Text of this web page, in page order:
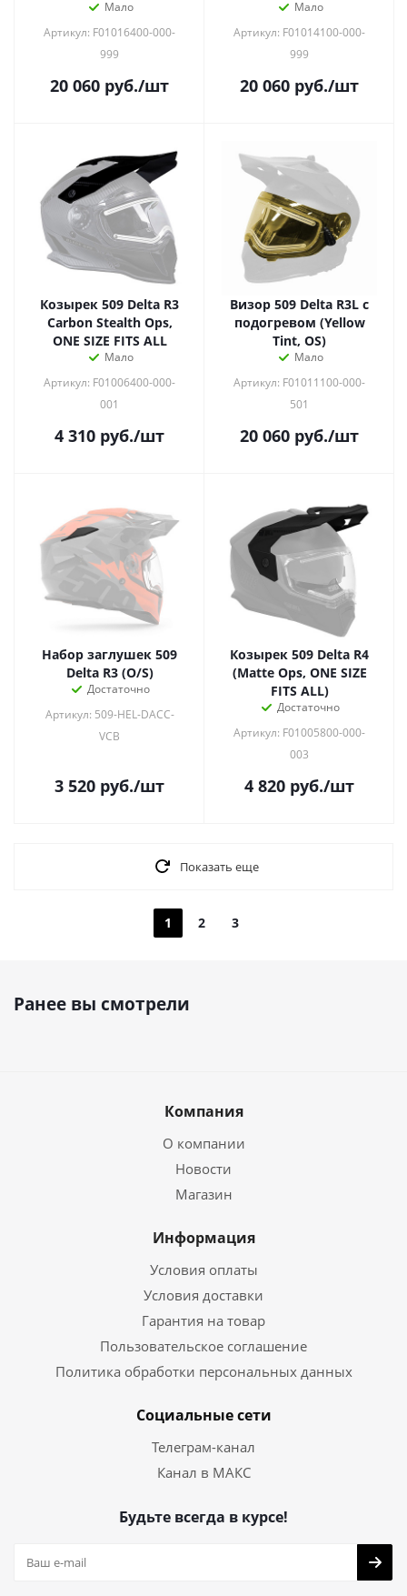
Мало
Артикул: F01016400-000-
999
20 060 руб./шт
Мало
Артикул: F01014100-000-
999
20 060 руб./шт
Козырек 509 Delta R3
Carbon Stealth Ops,
ONE SIZE FITS ALL
Мало
Артикул: F01006400-000-
001
4 310 руб./шт
Визор 509 Delta R3L с
подогревом (Yellow
Tint, OS)
Мало
Артикул: F01011100-000-
501
20 060 руб./шт
Набор заглушек 509
Delta R3 (O/S)
Достаточно
Артикул: 509-HEL-DACC-
VCB
3 520 руб./шт
Козырек 509 Delta R4
(Matte Ops, ONE SIZE
FITS ALL)
Достаточно
Артикул: F01005800-000-
003
4 820 руб./шт
Показать еще
1 2 3
Ранее вы смотрели
Компания
О компании
Новости
Магазин
Информация
Условия оплаты
Условия доставки
Гарантия на товар
Пользовательское соглашение
Политика обработки персональных данных
Социальные сети
Телеграм-канал
Канал в МАКС
Будьте всегда в курсе!